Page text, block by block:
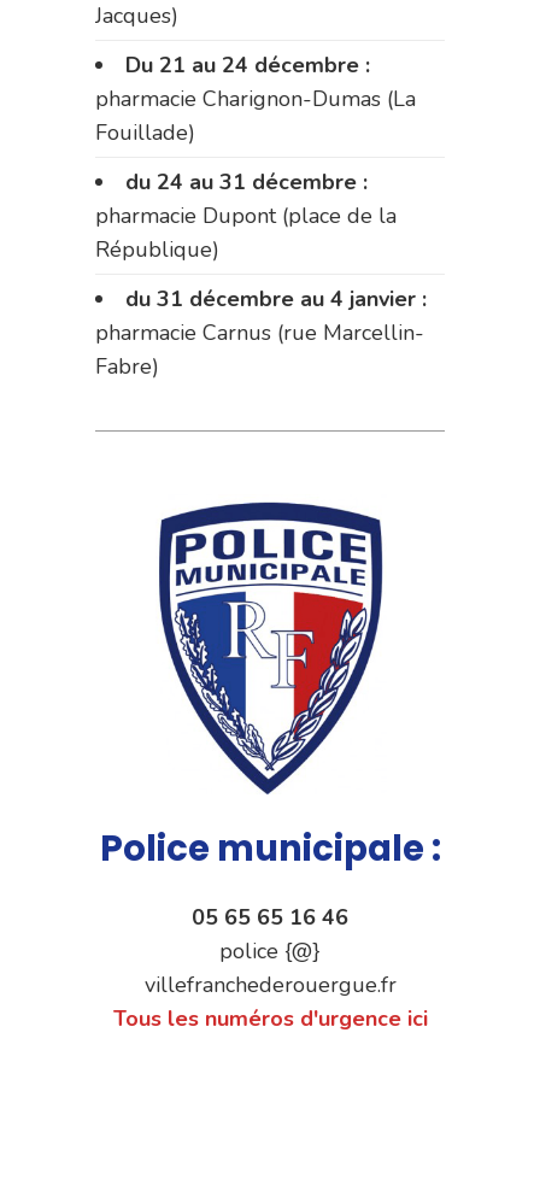
Jacques)
Du 21 au 24 décembre :
pharmacie Charignon-Dumas (La
Fouillade)
du 24 au 31 décembre :
pharmacie Dupont (place de la
République)
du 31 décembre au 4 janvier :
pharmacie Carnus (rue Marcellin-
Fabre)
Police municipale :
05 65 65 16 46
police {@}
villefranchederouergue.fr
Tous les numéros d'urgence ici